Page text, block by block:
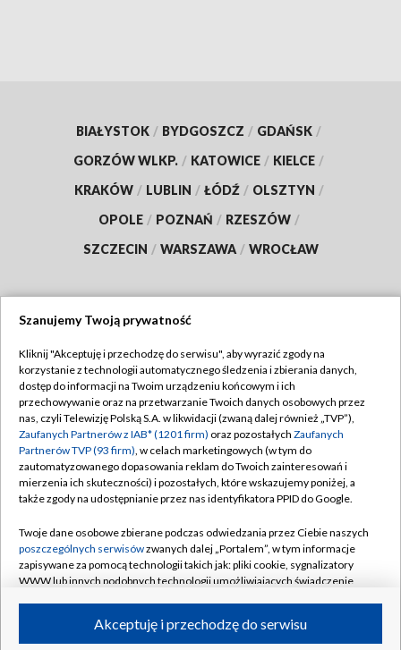
BIAŁYSTOK / BYDGOSZCZ / GDAŃSK /
GORZÓW WLKP. / KATOWICE / KIELCE /
KRAKÓW / LUBLIN / ŁÓDŹ / OLSZTYN /
OPOLE / POZNAŃ / RZESZÓW /
SZCZECIN / WARSZAWA / WROCŁAW
TVP
Abonament TVP
Emisja w TVP
Centrum informacji TVP
Naziemna Telewizja Cyfrowa
Rada Programowa
System NOS
Informacje o nadawcy
Program dla prasy
Regulamin TVP
Polityka prywatności
Moje zgody
Pomoc
Kontakt
Kanały
Szanujemy Twoją prywatność
Kliknij "Akceptuję i przechodzę do serwisu", aby wyrazić zgody na
korzystanie z technologii automatycznego śledzenia i zbierania danych,
dostęp do informacji na Twoim urządzeniu końcowym i ich
przechowywanie oraz na przetwarzanie Twoich danych osobowych przez
nas, czyli Telewizję Polską S.A. w likwidacji (zwaną dalej również „TVP”),
Zaufanych Partnerów z IAB* (1201 firm) oraz pozostałych Zaufanych
Partnerów TVP (93 firm), w celach marketingowych (w tym do
zautomatyzowanego dopasowania reklam do Twoich zainteresowań i
mierzenia ich skuteczności) i pozostałych, które wskazujemy poniżej, a
także zgody na udostępnianie przez nas identyfikatora PPID do Google.
Twoje dane osobowe zbierane podczas odwiedzania przez Ciebie naszych
poszczególnych serwisówzwanych dalej „Portalem”, w tym informacje
zapisywane za pomocą technologii takich jak: pliki cookie, sygnalizatory
WWW lub innych podobnych technologii umożliwiających świadczenie
ruchu w Internecie.Akceptuję i przechodzę do serwisu